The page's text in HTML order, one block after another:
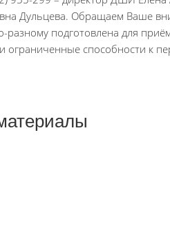
Дульцева. Обращаем Ваше
разному подготовлена для
ограниченные способности к